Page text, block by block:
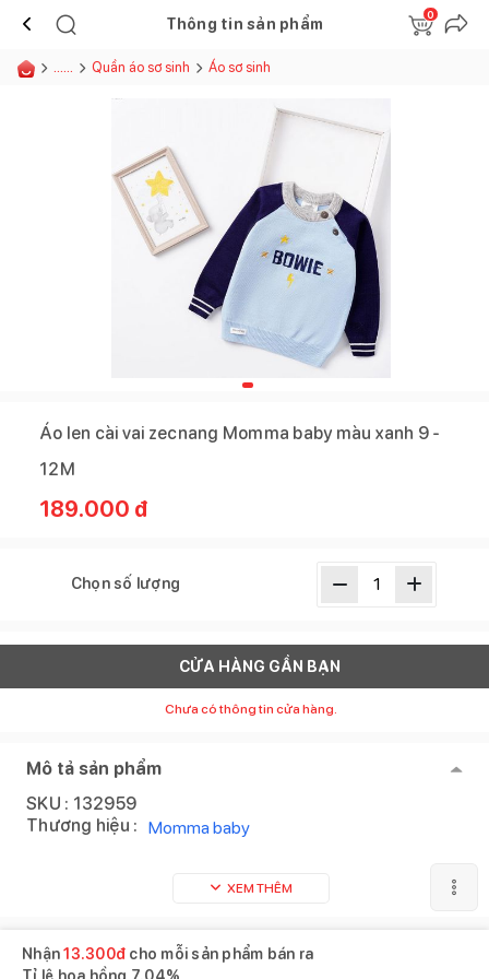
Thông tin sản phẩm
0
...... Quần áo sơ sinh Áo sơ sinh
Áo len cài vai zecnang Momma baby màu xanh 9 -
12M
189.000 đ
Chọn số lượng
CỬA HÀNG GẦN BẠN
Chưa có thông tin cửa hàng.
Mô tả sản phẩm
SKU : 132959
Thương hiệu : Momma baby
XEM THÊM
Nhận13.300đ cho mỗi sản phẩm bán ra